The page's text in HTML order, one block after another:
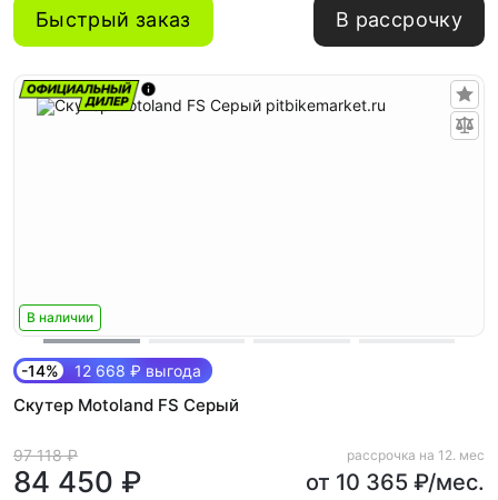
Быстрый заказ В рассрочку
В наличии
-14% 12 668 ₽ выгода
Скутер Motoland FS Серый
97 118 ₽
84 450 ₽
рассрочка на 12. мес
от 10 365 ₽/мес.